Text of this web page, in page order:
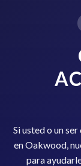
Si usted o un
en Oakwood,
para